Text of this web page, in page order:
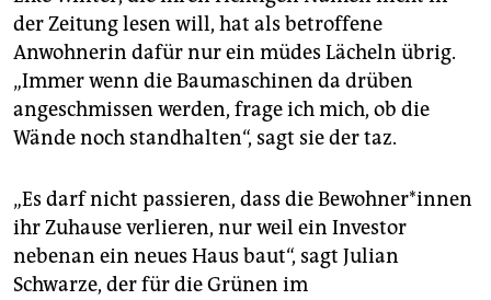
der Zeitung lesen will, hat als betroffene
Anwohnerin dafür nur ein müdes Lächeln übrig.
„Immer wenn die Baumaschinen da drüben
angeschmissen werden, frage ich mich, ob die
Wände noch standhalten“, sagt sie der taz.
„Es darf nicht passieren, dass die Be­woh­ne­r*in­nen
ihr Zuhause verlieren, nur weil ein Investor
nebenan ein neues Haus baut“, sagt Julian
Schwarze, der für die Grünen im